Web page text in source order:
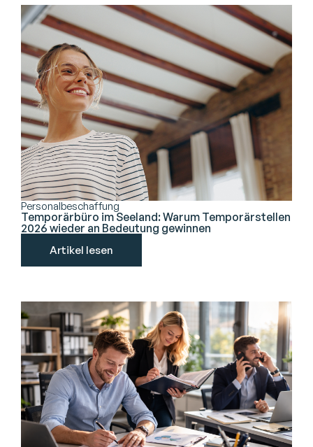
Personalbeschaffung
Temporärbüro im Seeland: Warum Temporärstellen
2026 wieder an Bedeutung gewinnen
Artikel lesen